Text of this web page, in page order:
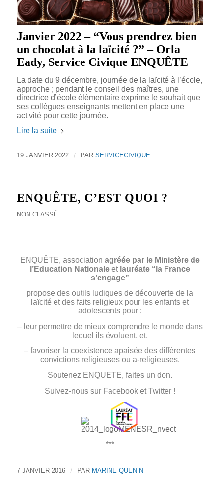
Janvier 2022 – “Vous prendrez bien
un chocolat à la laïcité ?” – Orla
Eady, Service Civique ENQUÊTE
La date du 9 décembre, journée de la laïcité à l’école,
approche ; pendant le conseil des maîtres, une
directrice d’école élémentaire exprime le souhait que
ses collègues enseignants mettent en place une
activité pour cette journée.
Lire la suite
19 JANVIER 2022 / PAR SERVICECIVIQUE
ENQUÊTE, C’EST QUOI ?
NON CLASSÉ
ENQUÊTE, association agréée par le Ministère de
l’Education Nationale et lauréate “la France
s’engage”
propose des outils ludiques de découverte de la
laïcité et des faits religieux pour les enfants et
adolescents pour :
– leur permettre de mieux comprendre le monde dans
lequel ils évoluent, et,
– favoriser la coexistence apaisée des différentes
convictions religieuses ou a-religieuses.
Soutenez ENQUÊTE, faites un don.
Suivez-nous sur FacebooketTwitter!
***
7 JANVIER 2016 / PAR MARINE QUENIN